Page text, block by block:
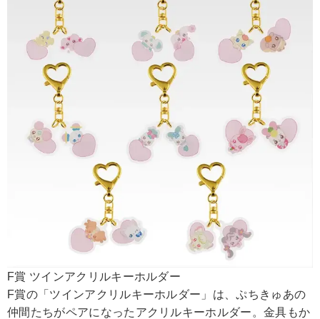
F賞 ツインアクリルキーホルダー
F賞の「ツインアクリルキーホルダー」は、ぷちきゅあの
仲間たちがペアになったアクリルキーホルダー。金具もか